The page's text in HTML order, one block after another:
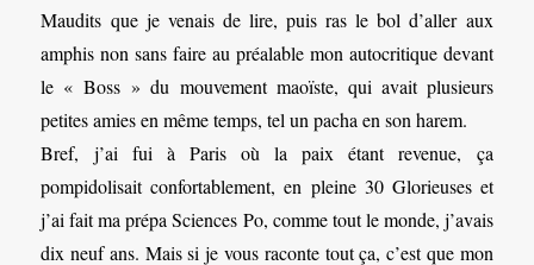
Maudits que je venais de lire, puis ras le bol d’aller aux
amphis non sans faire au préalable mon autocritique devant
le « Boss » du mouvement maoïste, qui avait plusieurs
petites amies en même temps, tel un pacha en son harem.
Bref, j’ai fui à Paris où la paix étant revenue, ça
pompidolisait confortablement, en pleine 30 Glorieuses et
j’ai fait ma prépa Sciences Po, comme tout le monde, j’avais
dix neuf ans. Mais si je vous raconte tout ça, c’est que mon